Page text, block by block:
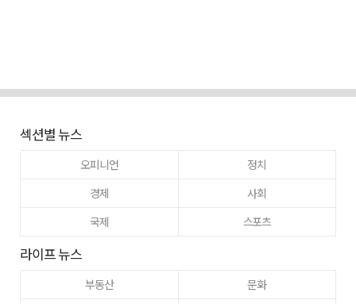
섹션별 뉴스
오피니언
정치
경제
사회
국제
스포츠
라이프 뉴스
부동산 문화